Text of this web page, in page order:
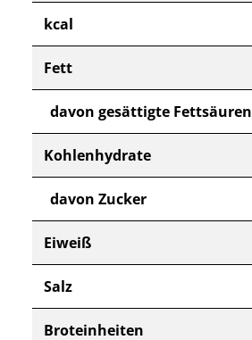
kcal
Fett
davon gesättigte Fettsäuren
Kohlenhydrate
davon Zucker
Eiweiß
Salz
Broteinheiten